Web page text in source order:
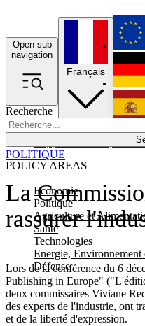
Open sub
navigation
Recherche
POLICY AREAS
Economie
Politique
Agriculture et
Santé
Technologies
Energie, Environnement
Défense
Français
La
rassurer
Lors de la conférence du 6
Publishing in Europe"
deux commissaires Viviane
des experts de l'industrie, ont
et de la liberté d'expression.
POLITIQUE